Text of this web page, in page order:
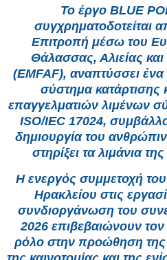
Το έργο BLUE
συγχρηματοδοτείται
Επιτροπή μέσω του
Θάλασσας, Αλιείας και
(EMFAF), αναπτύσσει
σύστημα κατάρτισης
επαγγελματιών λιμένων
ISO/IEC 17024,
δημιουργία του
στηρίξει τα λιμάνια
Η ενεργός συμμετοχή
Ηρακλείου στις
συνδιοργάνωση του
2026 επιβεβαιώνουν
ρόλο στην προώθηση της